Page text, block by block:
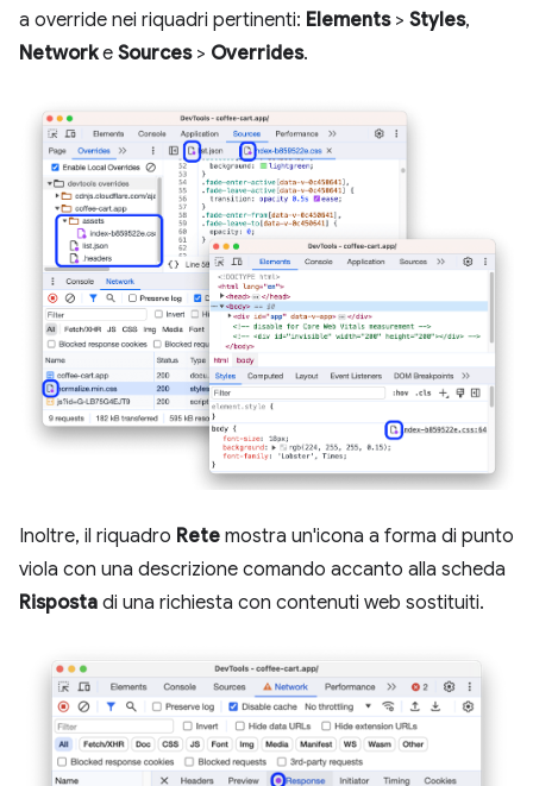
a override nei riquadri pertinenti: Elements> Styles,
Networke Sources> Overrides.
Inoltre, il riquadro Rete mostra un'icona a forma di punto
viola con una descrizione comando accanto alla scheda
Risposta di una richiesta con contenuti web sostituiti.